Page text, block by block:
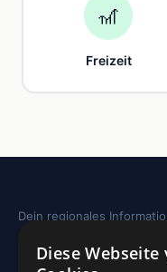
🎢
Freizeit
Dein regionales
Sehenswürdigkeiten,
deiner Region.
Diese